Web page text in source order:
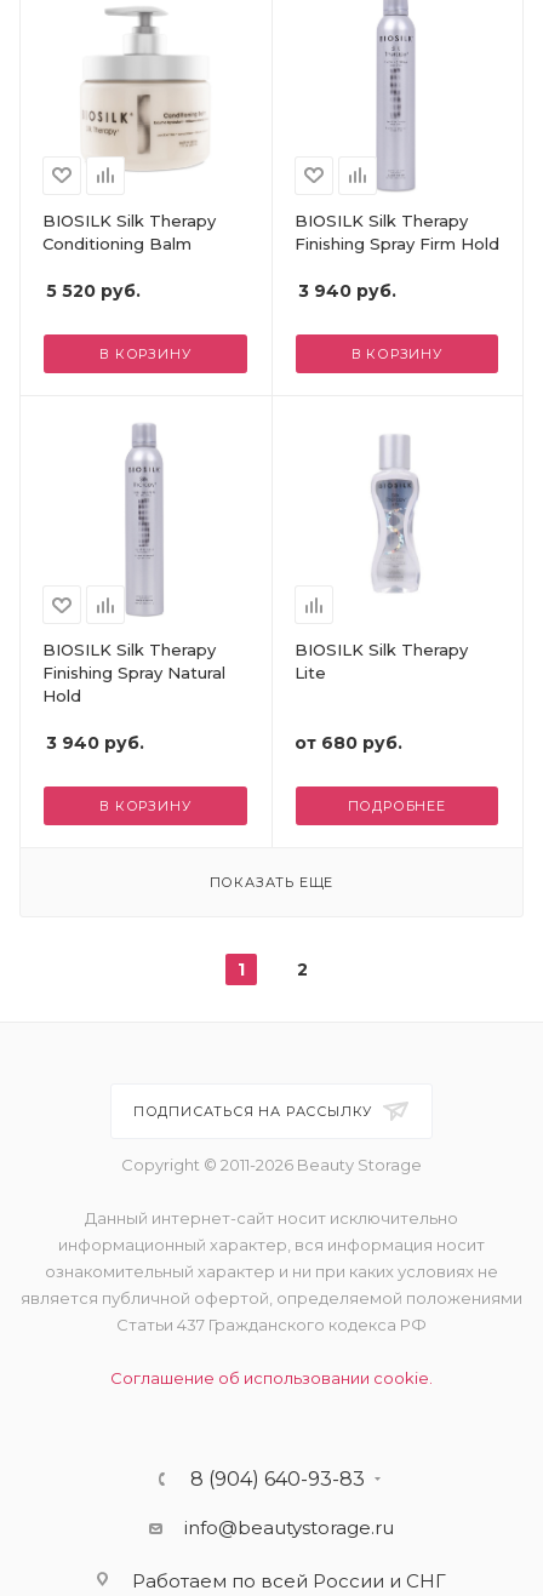
BIOSILK Silk Therapy
Conditioning Balm
5 520 руб.
В КОРЗИНУ
BIOSILK Silk Therapy
Finishing Spray Firm Hold
3 940руб.
В КОРЗИНУ
BIOSILK Silk Therapy
Finishing Spray Natural
Hold
3 940 руб.
В КОРЗИНУ
BIOSILK Silk Therapy
Lite
от 680 руб.
ПОДРОБНЕЕ
ПОКАЗАТЬ ЕЩЕ
1 2
ПОДПИСАТЬСЯ НА РАССЫЛКУ
Copyright © 2011-2026 Beauty Storage
Данный интернет-сайт носит исключительно
информационный характер, вся информация носит
ознакомительный характер и ни при каких условиях не
является публичной офертой, определяемой положениями
Статьи 437 Гражданского кодекса РФ
Соглашение об использовании cookie.
8 (904) 640-93-83
info@beautystorage.ru
Работаем по всей России и СНГ